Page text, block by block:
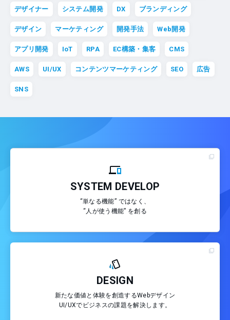
デザイナー システム開発 DX ブランディング
デザイン マーケティング 開発手法 Web開発
アプリ開発 IoT RPA EC構築・集客 CMS
AWS UI/UX コンテンツマーケティング SEO 広告
SNS
SYSTEM DEVELOP
“単なる機能” ではなく、
“人が使う機能” を創る
DESIGN
新たな価値と体験を創造するWebデザイン
UI/UXでビジネスの課題を解決します。